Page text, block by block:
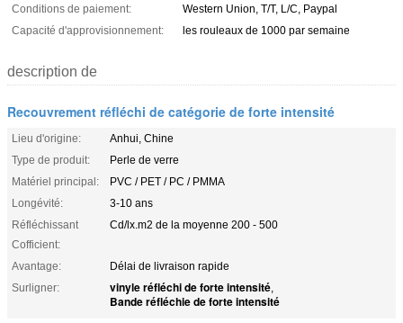
Conditions de paiement:
Western Union, T/T, L/C, Paypal
Capacité d'approvisionnement:
les rouleaux de 1000 par semaine
description de
Recouvrement réfléchi de catégorie de forte intensité
Lieu d'origine:
Anhui, Chine
Type de produit:
Perle de verre
Matériel principal:
PVC / PET / PC / PMMA
Longévité:
3-10 ans
Réfléchissant
Cofficient:
Cd/lx.m2 de la moyenne 200 - 500
Avantage:
Délai de livraison rapide
Surligner:
vinyle réfléchi de forte intensité,
Bande réfléchie de forte intensité